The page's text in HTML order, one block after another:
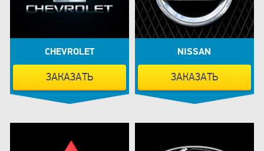
CHEVROLET
ЗАКАЗАТЬ
NISSAN
ЗАКАЗАТЬ